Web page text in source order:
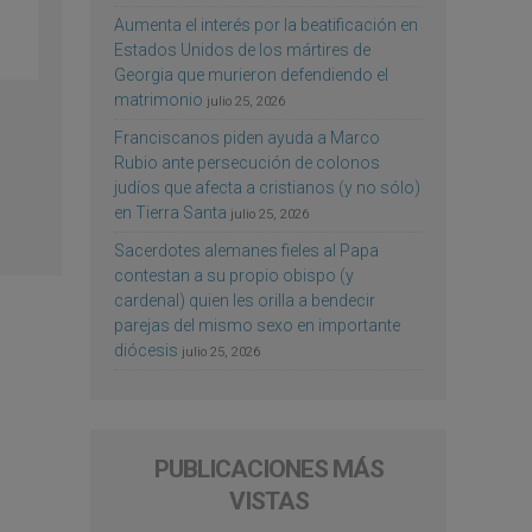
Aumenta el interés por la beatificación en
Estados Unidos de los mártires de
Georgia que murieron defendiendo el
matrimonio julio 25, 2026
Franciscanos piden ayuda a Marco
Rubio ante persecución de colonos
judíos que afecta a cristianos (y no sólo)
en Tierra Santa julio 25, 2026
Sacerdotes alemanes fieles al Papa
contestan a su propio obispo (y
cardenal) quien les orilla a bendecir
parejas del mismo sexo en importante
diócesis julio 25, 2026
PUBLICACIONES MÁS
VISTAS